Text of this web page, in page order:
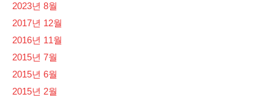
2023년 8월
2017년 12월
2016년 11월
2015년 7월
2015년 6월
2015년 2월